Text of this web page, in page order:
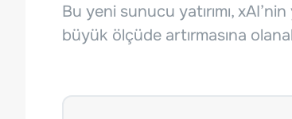
Bu yeni sunucu yatırımı,
büyük ölçüde artırmasına